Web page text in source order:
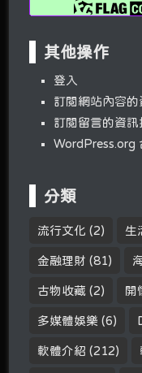
其他操作
登入
訂閱網站內容的
訂閱留言的資訊
WordPress.org
分類
流行文化 (2) 生
金融理財 (81)
古物收藏 (2) 開
多媒體娛樂 (6)
軟體介紹 (212)